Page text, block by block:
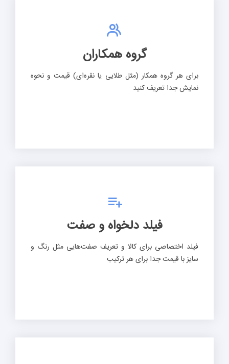
گروه همکاران
برای هر گروه همکار (مثل طلایی یا نقره‌ای) قیمت و نحوه
نمایش جدا تعریف کنید
فیلد دلخواه و صفت
فیلد اختصاصی برای کالا و تعریف صفت‌هایی مثل رنگ و
سایز با قیمت جدا برای هر ترکیب